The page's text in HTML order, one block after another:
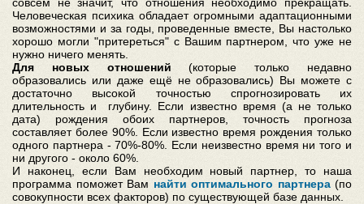
Человеческая психика обладает огромными адаптационными
возможностями и за годы, проведенные вместе, Вы настолько
хорошо могли "притереться" с Вашим партнером, что уже не
нужно ничего менять.
Для новых отношений (которые только недавно
образовались или даже ещё не образовались) Вы можете с
достаточно высокой точностью спрогнозировать их
длительность и глубину. Если известно время (а не только
дата) рождения обоих партнеров, точность прогноза
составляет более 90%. Если известно время рождения только
одного партнера - 70%-80%. Если неизвестно время ни того и
ни другого - около 60%.
И наконец, если Вам необходим новый партнер, то наша
программа поможет Вам найти оптимального партнера(по
совокупности всех факторов) по существующей базе данных.